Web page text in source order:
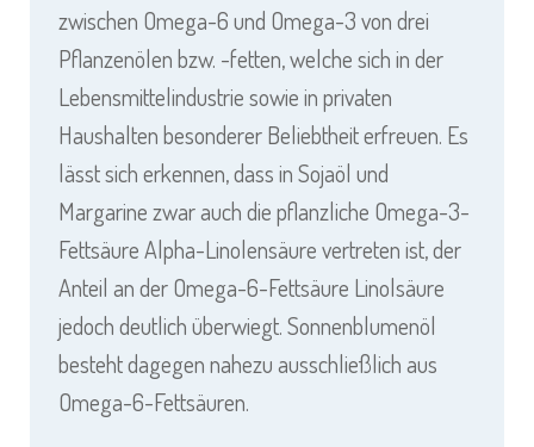
zwischen Omega-6 und Omega-3 von drei
Pflanzenölen bzw. -fetten, welche sich in der
Lebensmittelindustrie sowie in privaten
Haushalten besonderer Beliebtheit erfreuen. Es
lässt sich erkennen, dass in Sojaöl und
Margarine zwar auch die pflanzliche Omega-3-
Fettsäure Alpha-Linolensäure vertreten ist, der
Anteil an der Omega-6-Fettsäure Linolsäure
jedoch deutlich überwiegt. Sonnenblumenöl
besteht dagegen nahezu ausschließlich aus
Omega-6-Fettsäuren.